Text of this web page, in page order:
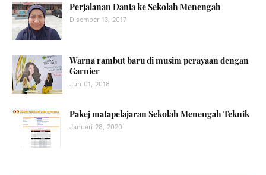
Perjalanan Dania ke Sekolah Menengah
Disember 13, 2017
Warna rambut baru di musim perayaan dengan
Garnier
Jun 01, 2018
Pakej matapelajaran Sekolah Menengah Teknik
Januari 28, 2020